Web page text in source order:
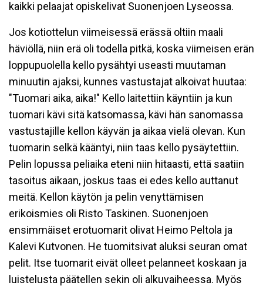
kaikki pelaajat opiskelivat Suonenjoen Lyseossa.
Jos kotiottelun viimeisessä erässä oltiin maali
häviöllä, niin erä oli todella pitkä, koska viimeisen erän
loppupuolella kello pysähtyi useasti muutaman
minuutin ajaksi, kunnes vastustajat alkoivat huutaa:
"Tuomari aika, aika!" Kello laitettiin käyntiin ja kun
tuomari kävi sitä katsomassa, kävi hän sanomassa
vastustajille kellon käyvän ja aikaa vielä olevan. Kun
tuomarin selkä kääntyi, niin taas kello pysäytettiin.
Pelin lopussa peliaika eteni niin hitaasti, että saatiin
tasoitus aikaan, joskus taas ei edes kello auttanut
meitä. Kellon käytön ja pelin venyttämisen
erikoismies oli Risto Taskinen. Suonenjoen
ensimmäiset erotuomarit olivat Heimo Peltola ja
Kalevi Kutvonen. He tuomitsivat aluksi seuran omat
pelit. Itse tuomarit eivät olleet pelanneet koskaan ja
luistelusta päätellen sekin oli alkuvaiheessa. Myös